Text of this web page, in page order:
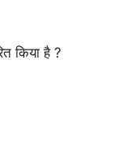
किया है ?